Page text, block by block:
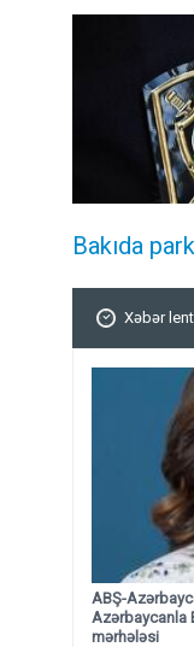
Bakıda
Xəbər
ABŞ-
Azərbaycanla
mərhələsi